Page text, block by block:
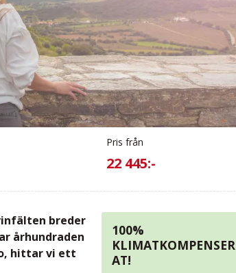
Pris från
22 445:-
breder
århundraden
hittar vi ett
100%
KLIMATKOMPENSER
AT!